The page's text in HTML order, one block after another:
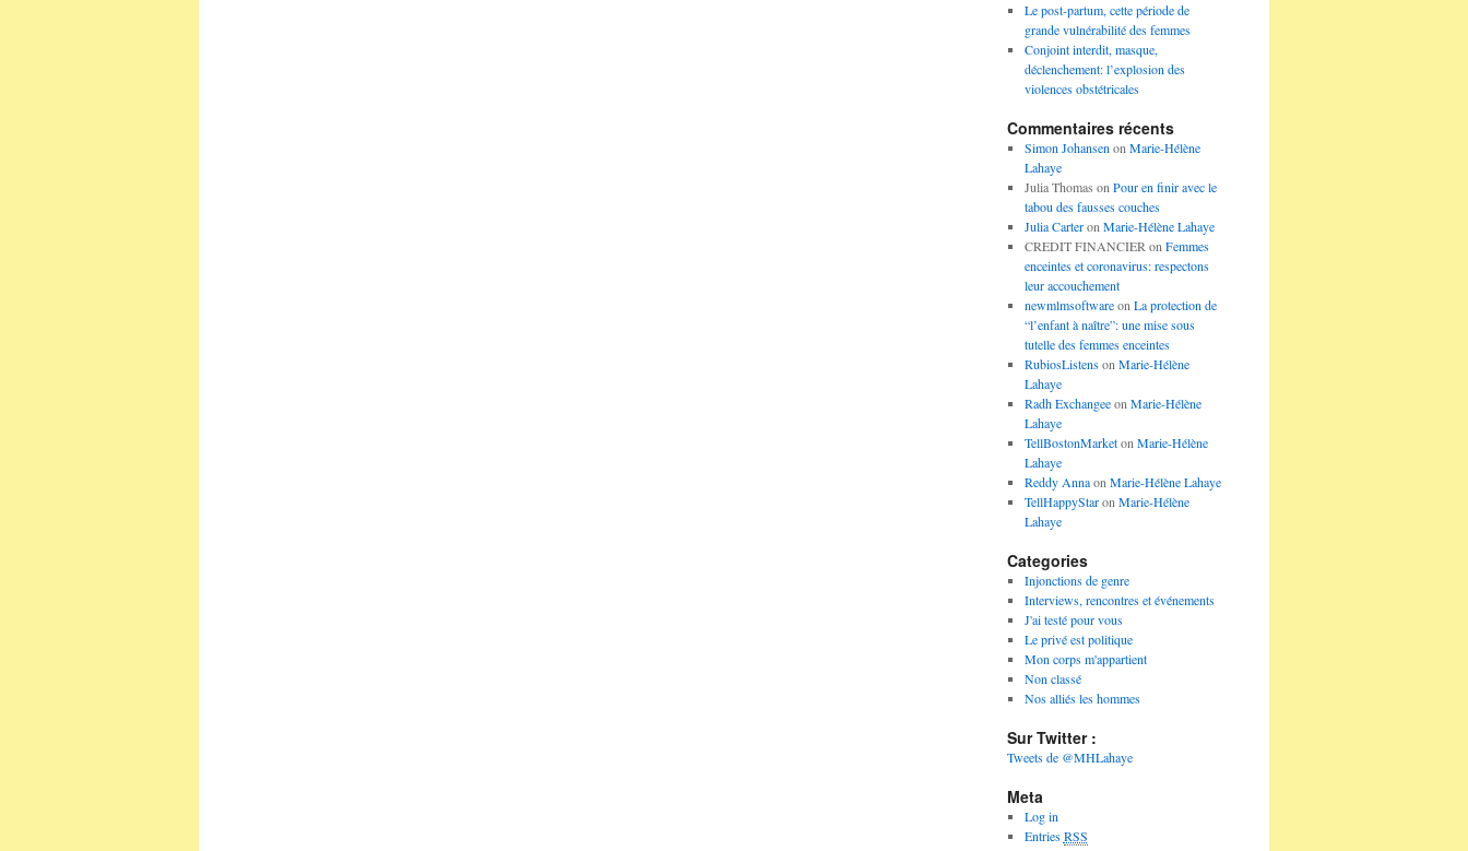
Le post-partum, cette période de
grande vulnérabilité des femmes
Conjoint interdit, masque,
déclenchement: l’explosion des
violences obstétricales
Commentaires récents
Simon Johansen on Marie-Hélène
Lahaye
Julia Thomas on Pour en finir avec le
tabou des fausses couches
Julia Carteron Marie-Hélène Lahaye
CREDIT FINANCIER on Femmes
enceintes et coronavirus: respectons
leur accouchement
newmlmsoftwareon La protection de
“l’enfant à naître”: une mise sous
tutelle des femmes enceintes
RubiosListenson Marie-Hélène
Lahaye
Radh Exchangeeon Marie-Hélène
Lahaye
TellBostonMarketon Marie-Hélène
Lahaye
Reddy Annaon Marie-Hélène Lahaye
TellHappyStaron Marie-Hélène
Lahaye
Categories
Injonctions de genre
Interviews, rencontres et événements
J'ai testé pour vous
Le privé est politique
Mon corps m'appartient
Non classé
Nos alliés les hommes
Sur Twitter :
Tweets de @MHLahaye
Meta
Log in
EntriesRSS